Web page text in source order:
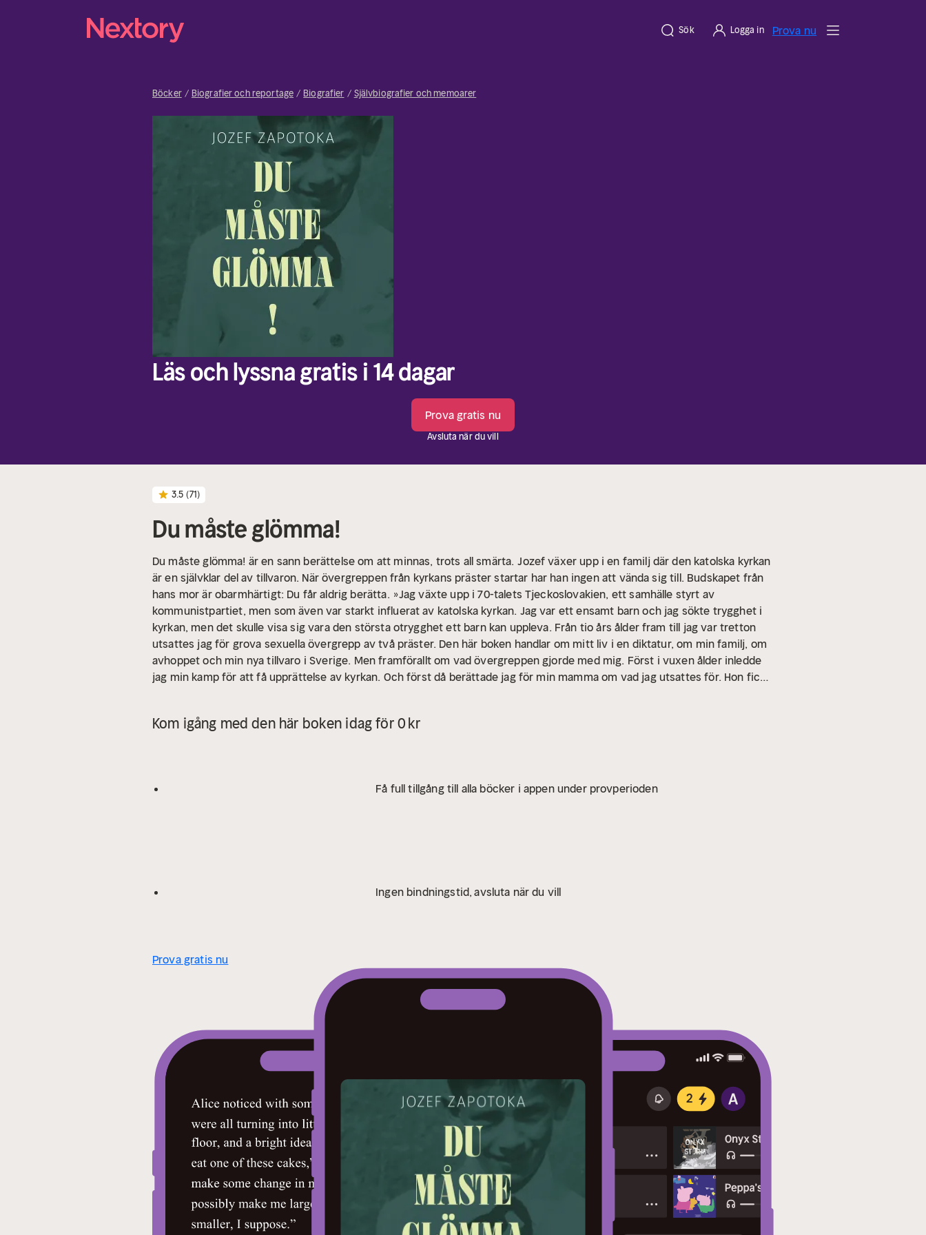
Sök Logga in Prova nu
Böcker Biografier och reportage Biografier Självbiografier och memoarer
Läs och lyssna gratis i 14 dagar
Prova gratis nu
Avsluta när du vill
3.5 (71)
Du måste glömma!
Du måste glömma! är en sann berättelse om att minnas, trots all smärta. Jozef växer upp i en familj där den katolska kyrkan
är en självklar del av tillvaron. När övergreppen från kyrkans präster startar har han ingen att vända sig till. Budskapet från
hans mor är obarmhärtigt: Du får aldrig berätta. »Jag växte upp i 70-talets Tjeckoslovakien, ett samhälle styrt av
kommunistpartiet, men som även var starkt influerat av katolska kyrkan. Jag var ett ensamt barn och jag sökte trygghet i
kyrkan, men det skulle visa sig vara den största otrygghet ett barn kan uppleva. Från tio års ålder fram till jag var tretton
utsattes jag för grova sexuella övergrepp av två präster. Den här boken handlar om mitt liv i en diktatur, om min familj, om
avhoppet och min nya tillvaro i Sverige. Men framförallt om vad övergreppen gjorde med mig. Först i vuxen ålder inledde
jag min kamp för att få upprättelse av kyrkan. Och först då berättade jag för min mamma om vad jag utsattes för. Hon fick
han fortfarande bor, tillsammans med sin sambo Lena.
Kom igång med den här boken idag för 0 kr
Få full tillgång till alla böcker i appen under provperioden
Ingen bindningstid, avsluta när du vill
Prova gratis nu